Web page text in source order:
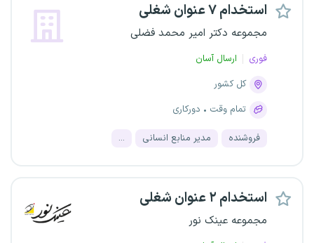
استخدام ۷ عنوان شغلی
مجموعه دکتر امیر محمد فضلی
فوری
ارسال آسان
کل کشور
تمام وقت
دورکاری
فروشنده مدیر منابع انسانی ...
استخدام ۲ عنوان شغلی
مجموعه عینک نور